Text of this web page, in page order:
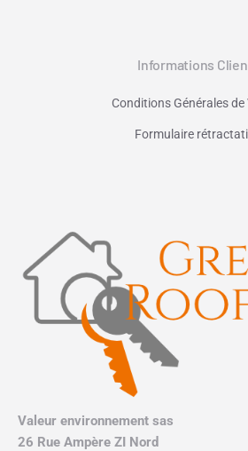
Informations
Conditions Générales de
Formulaire
Valeur environnement sas
26 Rue Ampère ZI Nord